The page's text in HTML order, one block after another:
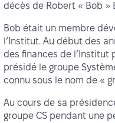
décès de Robert « Bob »
Bob était un membre
l’Institut. Au début des
des finances de l’Institut
présidé le groupe
connu sous le nom de «
Au cours de sa
groupe CS pendant une